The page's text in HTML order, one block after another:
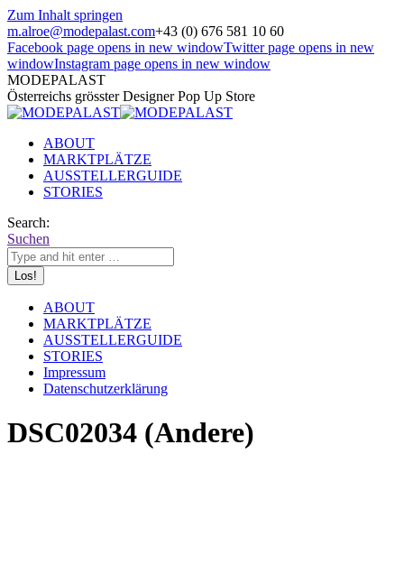
Zum Inhalt springen
m.alroe@modepalast.com+43 (0) 676 581 10 60
Facebook page opens in new windowTwitter page opens in new
windowInstagram page opens in new window
MODEPALAST
Österreichs grösster Designer Pop Up Store
ABOUT
MARKTPLÄTZE
AUSSTELLERGUIDE
STORIES
Search:
Suchen
ABOUT
MARKTPLÄTZE
AUSSTELLERGUIDE
STORIES
Impressum
Datenschutzerklärung
DSC02034 (Andere)